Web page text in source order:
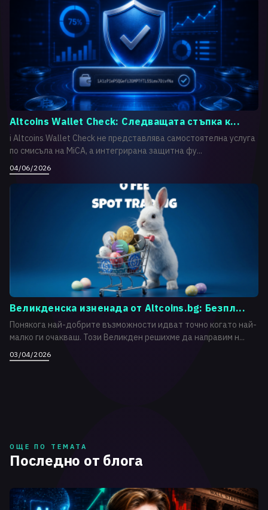
Altcoins Wallet Check: Следващата стъпка к...
i Altcoins Wallet Check не представлява самостоятелна услуга
по смисъла на MiCA, а интегрирана защитна фу...
04/06/2026
Великденска изненада от Altcoins.bg: Безпл...
Понякога най-добрите възможности идват точно когато най-
малко ги очакваш. Този Великден решихме да направим н...
03/04/2026
ОЩЕ ПО ТЕМАТА
Последно от блога